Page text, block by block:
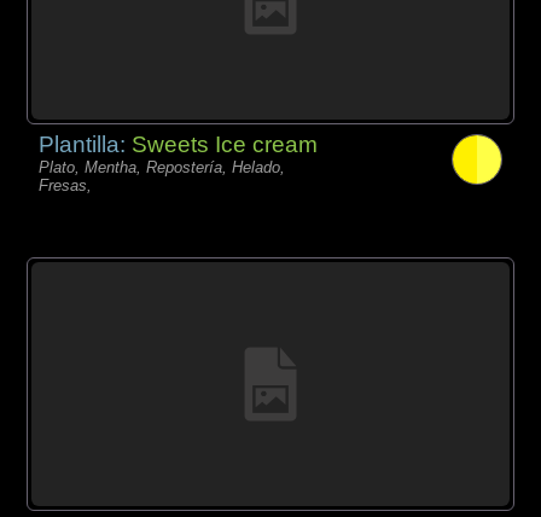
Plantilla: Sweets Ice cream
Plato, Mentha, Repostería, Helado,
Fresas,